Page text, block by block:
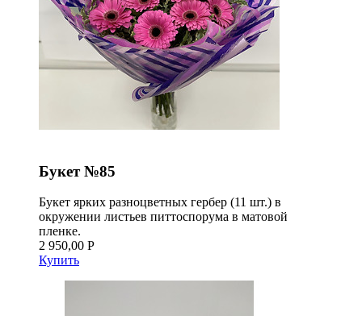
Букет №85
Букет ярких разноцветных гербер (11 шт.) в
окружении листьев питтоспорума в матовой
пленке.
2 950,00 Р
Купить